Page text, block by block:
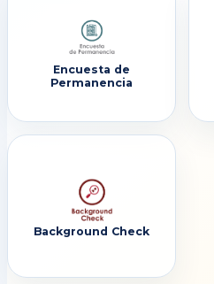
Encuesta de
Permanencia
Background Check